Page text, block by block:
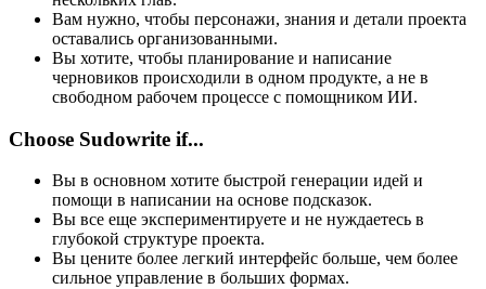
Вам нужно, чтобы персонажи, знания и детали проекта
оставались организованными.
Вы хотите, чтобы планирование и написание
черновиков происходили в одном продукте, а не в
свободном рабочем процессе с помощником ИИ.
Choose Sudowrite if...
Вы в основном хотите быстрой генерации идей и
помощи в написании на основе подсказок.
Вы все еще экспериментируете и не нуждаетесь в
глубокой структуре проекта.
Вы цените более легкий интерфейс больше, чем более
сильное управление в больших формах.